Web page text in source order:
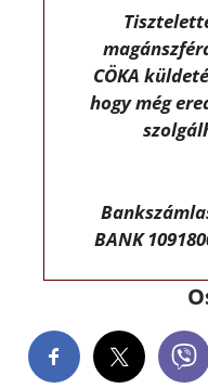
CÖKA
hogy még
BANK